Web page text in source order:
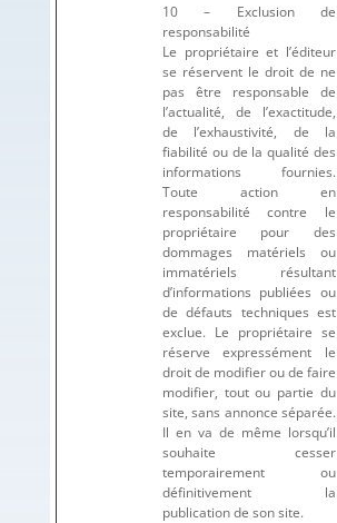
10 – Exclusion de
responsabilité
Le propriétaire et l’éditeur
se réservent le droit de ne
pas être responsable de
l’actualité, de l’exactitude,
de l’exhaustivité, de la
fiabilité ou de la qualité des
informations fournies.
Toute action en
responsabilité contre le
propriétaire pour des
dommages matériels ou
immatériels résultant
d’informations publiées ou
de défauts techniques est
exclue. Le propriétaire se
réserve expressément le
droit de modifier ou de faire
modifier, tout ou partie du
site, sans annonce séparée.
Il en va de même lorsqu’il
souhaite cesser
temporairement ou
définitivement la
publication de son site.